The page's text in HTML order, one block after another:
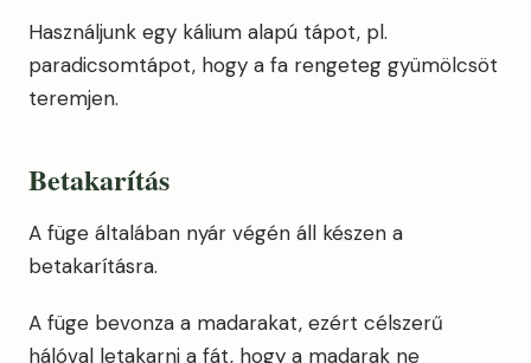
Használjunk egy kálium alapú tápot, pl.
paradicsomtápot, hogy a fa rengeteg gyümölcsöt
teremjen.
Betakarítás
A füge általában nyár végén áll készen a
betakarításra.
A füge bevonza a madarakat, ezért célszerű
hálóval letakarni a fát, hogy a madarak ne